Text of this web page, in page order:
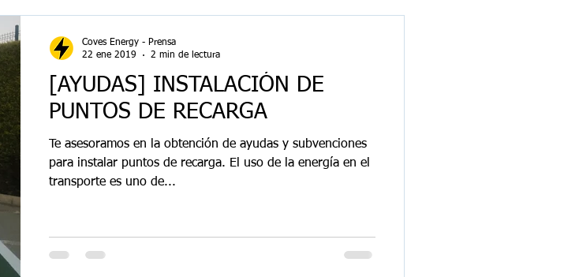
[AYUDAS] INSTALACIÓN DE
PUNTOS DE RECARGA
Te asesoramos en la obtención de ayudas y subvenciones
para instalar puntos de recarga. El uso de la energía en el
transporte es uno de...
Coves Energy - Prensa
22 ene 2019
2 min de lectura